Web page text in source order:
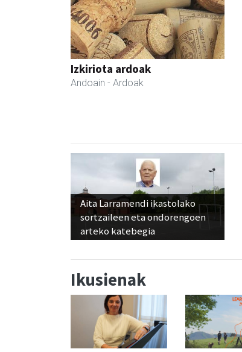
Izkiriota ardoak
Andoain - Ardoak
Aita Larramendi ikastolako
sortzaileen eta ondorengoen
arteko katebegia
Ikusienak